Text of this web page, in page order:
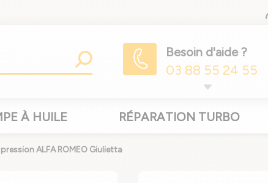
Besoin d'aide ?
03 88 55 24 55
À HUILE RÉPARATION TURBO
ALFA ROMEO Giulietta